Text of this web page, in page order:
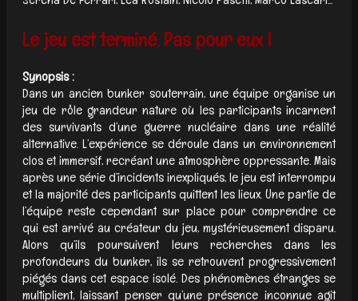
Le jeu est terminé. Pas pour eux !
Synopsis :
Dans un ancien bunker souterrain, une équipe organise un
jeu de rôle grandeur nature où les participants incarnent
des survivants d’une guerre nucléaire dans une réalité
alternative. L’expérience se déroule dans un environnement
clos et immersif, recréant une atmosphère oppressante. Mais
après une série d’incidents inexpliqués, le jeu est interrompu
et la majorité des participants quittent les lieux. Une partie de
l’équipe reste cependant sur place pour comprendre ce
qui est arrivé au créateur du jeu, mystérieusement disparu.
Alors qu’ils poursuivent leurs recherches dans les
profondeurs du bunker, ils se retrouvent progressivement
piégés dans cet espace isolé. Des phénomènes étranges se
multiplient, laissant penser qu’une présence inconnue agit